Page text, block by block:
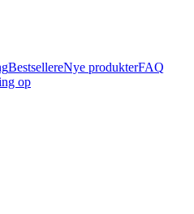
BestsellereNye produkterFAQ
op